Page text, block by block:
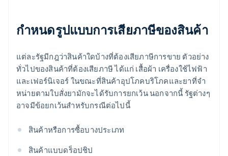
กําหนดรูปแบบการเสียภาษีของสินค้า
แต่ละรัฐมีกฎว่าสินค้าใดบ้างที่ต้องเสียภาษีการขาย ตัวอย่าง
ทั่วไปของสินค้าที่ต้องเสียภาษี ได้แก่ เสื้อผ้า เครื่องใช้ไฟฟ้า
และเฟอร์นิเจอร์ ในขณะที่สินค้าอุปโภคบริโภคและยาที่จํา
หน่ายตามใบสั่งยามักจะได้รับการยกเว้น นอกจากนี้ รัฐต่างๆ
อาจมีข้อยกเว้นสําหรับกรณีต่อไปนี้
สินค้าหรือการซื้อบางประเภท
สินค้าแบบดร็อปชิป